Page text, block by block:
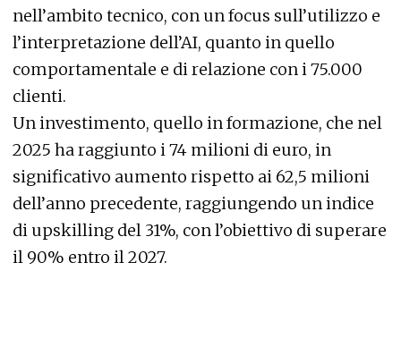
nell’ambito tecnico, con un focus sull’utilizzo e
l’interpretazione dell’AI, quanto in quello
comportamentale e di relazione con i 75.000
clienti.
Un investimento, quello in formazione, che nel
2025 ha raggiunto i 74 milioni di euro, in
significativo aumento rispetto ai 62,5 milioni
dell’anno precedente, raggiungendo un indice
di upskilling del 31%, con l’obiettivo di superare
il 90% entro il 2027.